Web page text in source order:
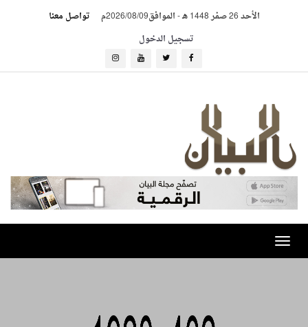
الأحد 26 صفر 1448 هـ -الموافق2026/08/09م
تواصل معنا
تسجيل الدخول
Toggle
navigation